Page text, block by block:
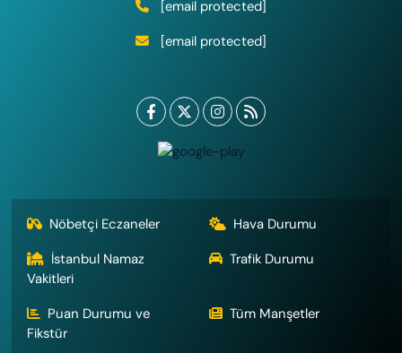
[email protected]
[email protected]
Nöbetçi Eczaneler
Hava Durumu
İstanbul Namaz
Vakitleri
Trafik Durumu
Puan Durumu ve
Fikstür
Tüm Manşetler